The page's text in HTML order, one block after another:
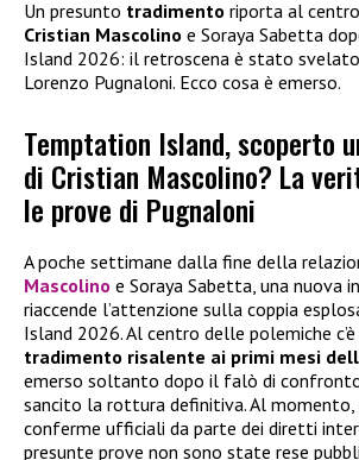
Un presunto tradimento riporta al
Cristian Mascolino e Soraya Sabetta
Island 2026: il retroscena è stato
Lorenzo Pugnaloni. Ecco cosa è emerso.
Temptation Island, scoperto
di Cristian Mascolino? La
le prove di Pugnaloni
A poche settimane dalla fine della
Mascolino e Soraya Sabetta, una nuova
riaccende l’attenzione sulla coppia
Island 2026. Al centro delle polemiche
tradimento risalente ai primi mesi
emerso soltanto dopo il falò di
sancito la rottura definitiva. Al momento,
conferme ufficiali da parte dei diretti
presunte prove non sono state rese